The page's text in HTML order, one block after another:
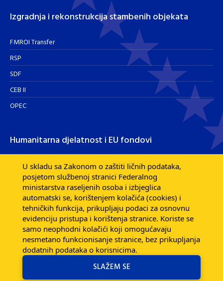
Izgradnja i rekonstrukcija stambenih objekata
FMROI Transfer
RSP
SDF
CEB II
OPEC
Humanitarna djelatnost i EU fondovi
Humanitarna djelatnost
Razvojna pomoć EU fondova
Dijaspora
Federalno ministarstvo raseljenih osoba i izbjeglica © 2026
U skladu sa Zakonom o zaštiti ličnih podataka,
posjetom službenoj stranici Federalnog
ministarstva raseljenih osoba i izbjeglica
automatski se, korištenjem kolačića (cookies) i
tehničkih funkcija, prikupljaju podaci za osnovnu
evidenciju pristupa i korištenja stranice. Koriste se
samo neophodni kolačići koji omogućavaju
nesmetano funkcionisanje stranice, bez prikupljanja
dodatnih podataka o korisnicima.
SLAŽEM SE